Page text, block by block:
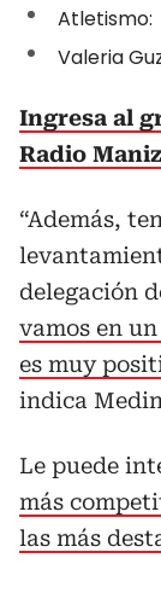
Atletismo:
Valeria
Ingresa al
Radio
“Además,
delegación
vamos en
es muy
indica
Le puede
más
las más